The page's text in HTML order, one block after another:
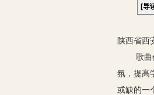
[导
陕西省
歌曲作
氛，提高
或缺的一